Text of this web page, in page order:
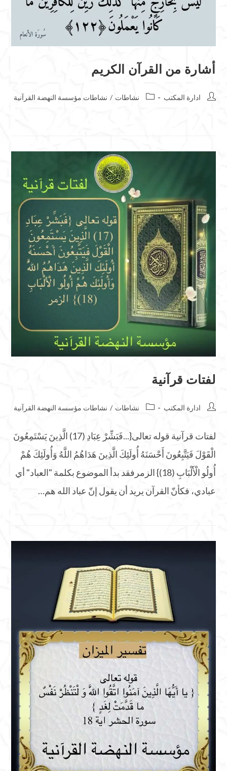
أشارة من القرآن الكريم
ادارة المكتب نشاطات / نشاطات مؤسسة النهضة القرآنية
لفتات قرآنية
ادارة المكتب نشاطات / نشاطات مؤسسة النهضة القرآنية
لفتات قرآنية قوله تعالى{...فَبَشِّرْ عِبَادِ (17) الَّذِينَ يَسْتَمِعُونَ
الْقَوْلَ فَيَتَّبِعُونَ أَحْسَنَهُ أُولَئِكَ الَّذِينَ هَدَاهُمُ اللَّهُ وَأُولَئِكَ هُمْ
أُولُو الْأَلْبَابِ (18)} الزمرفقد بدأ الموضوع بكلمة "العباد" أي
عبادي، فكأنّ القرآن يريد أن يقول إنّ عباد الله هم…